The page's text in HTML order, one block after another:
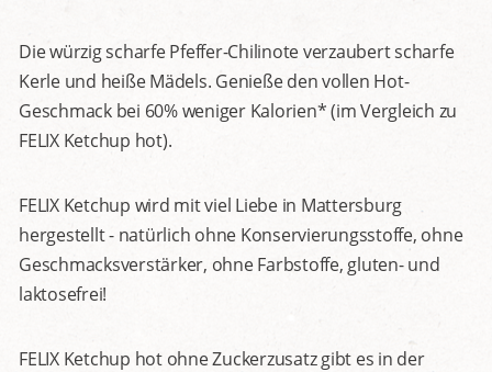
Die würzig scharfe Pfeffer-Chilinote verzaubert scharfe
Kerle und heiße Mädels. Genieße den vollen Hot-
Geschmack bei 60% weniger Kalorien* (im Vergleich zu
FELIX Ketchup hot).
FELIX Ketchup wird mit viel Liebe in Mattersburg
hergestellt - natürlich ohne Konservierungsstoffe, ohne
Geschmacksverstärker, ohne Farbstoffe, gluten- und
laktosefrei!
FELIX Ketchup hot ohne Zuckerzusatz gibt es in der